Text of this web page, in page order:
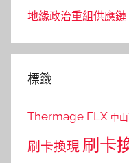
地緣政治重組供應
標籤
Thermage FLX 中
刷卡換現 刷卡